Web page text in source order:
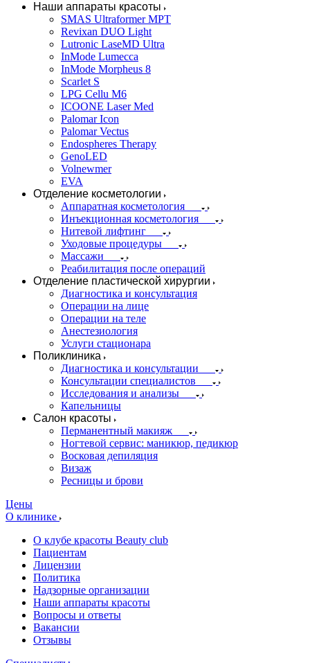
Наши аппараты красоты
SMAS Ultraformer MPT
Revixan DUO Light
Lutronic LaseMD Ultra
InMode Lumecca
InMode Morpheus 8
Scarlet S
LPG Cellu M6
ICOONE Laser Med
Palomar Icon
Palomar Vectus
Endospheres Therapy
GenoLED
Volnewmer
EVA
Отделение косметологии
Аппаратная косметология
Инъекционная косметология
Нитевой лифтинг
Уходовые процедуры
Массажи
Реабилитация после операций
Отделение пластической хирургии
Диагностика и консультация
Операции на лице
Операции на теле
Анестезиология
Услуги стационара
Поликлиника
Диагностика и консультации
Консультации специалистов
Исследования и анализы
Капельницы
Салон красоты
Перманентный макияж
Ногтевой сервис: маникюр, педикюр
Восковая депиляция
Визаж
Ресницы и брови
Цены
О клинике
О клубе красоты Beauty club
Пациентам
Лицензии
Политика
Надзорные организации
Наши аппараты красоты
Вопросы и ответы
Вакансии
Отзывы